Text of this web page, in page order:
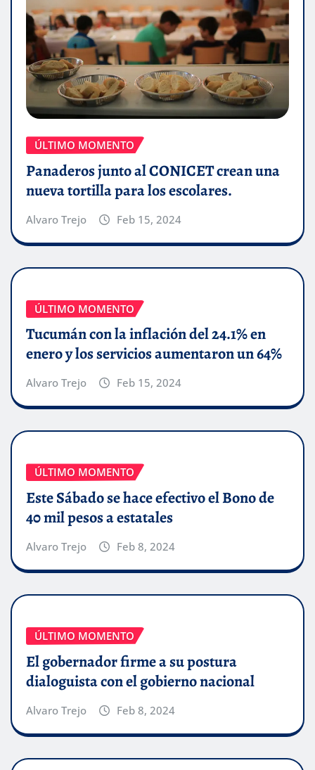
ÚLTIMO MOMENTO
Panaderos junto al CONICET crean una
nueva tortilla para los escolares.
Alvaro Trejo Feb 15, 2024
ÚLTIMO MOMENTO
Tucumán con la inflación del 24.1% en
enero y los servicios aumentaron un 64%
Alvaro Trejo Feb 15, 2024
ÚLTIMO MOMENTO
Este Sábado se hace efectivo el Bono de
40 mil pesos a estatales
Alvaro Trejo Feb 8, 2024
ÚLTIMO MOMENTO
El gobernador firme a su postura
dialoguista con el gobierno nacional
Alvaro Trejo Feb 8, 2024